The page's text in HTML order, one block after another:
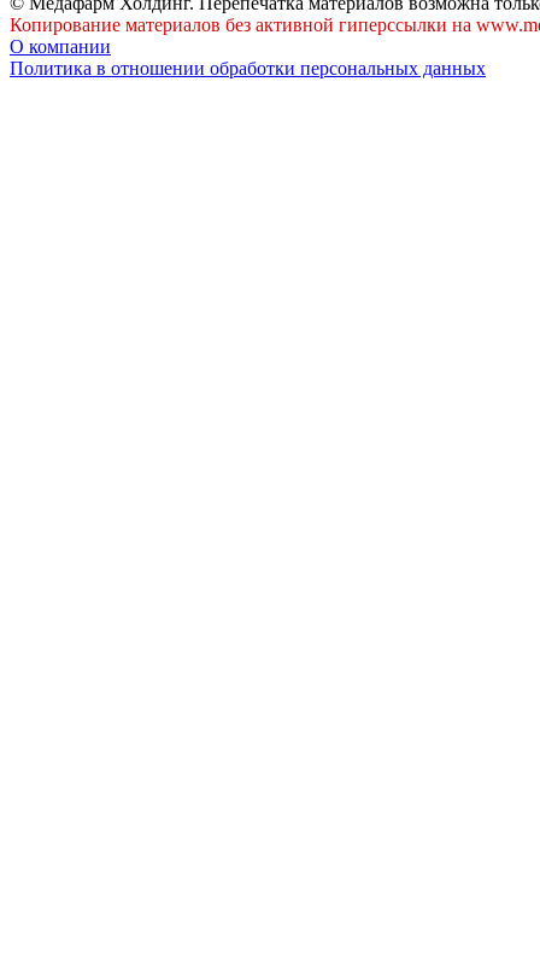
Копирование материалов без активной гиперссылки на
О компании
Политика в отношении обработки персональных данных